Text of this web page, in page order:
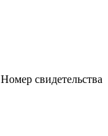
Номер свидетельства